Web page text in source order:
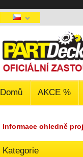
Domů AKCE %
Informace ohledně
Kategorie